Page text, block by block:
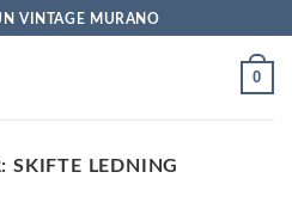
VINTAGE MURANO
0
SKIFTE LEDNING